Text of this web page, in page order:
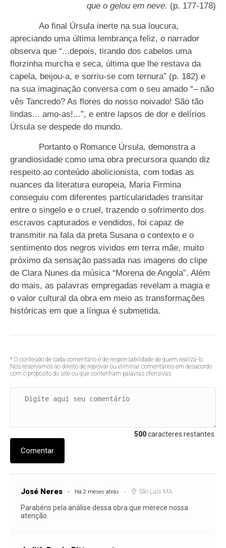
que o gelou em neve. (p. 177-178)
Ao final Úrsula inerte na sua loucura,
apreciando uma última lembrança feliz, o narrador
observa que “...depois, tirando dos cabelos uma
florzinha murcha e seca, última que lhe restava da
capela, beijou-a, e sorriu-se com ternura” (p. 182) e
na sua imaginação conversa com o seu amado “– não
vês Tancredo? As flores do nosso noivado! São tão
lindas... amo-as!...”, e entre lapsos de dor e delírios
Úrsula se despede do mundo.
Portanto o Romance Úrsula, demonstra a
grandiosidade como uma obra precursora quando diz
respeito ao conteúdo abolicionista, com todas as
nuances da literatura europeia, Maria Firmina
conseguiu com diferentes particularidades transitar
entre o singelo e o cruel, trazendo o sofrimento dos
escravos capturados e vendidos, foi capaz de
transmitir na fala da preta Susana o contexto e o
sentimento dos negros vividos em terra mãe, muito
próximo da sensação passada nas imagens do clipe
de Clara Nunes da música “Morena de Angola”. Além
do mais, as palavras empregadas revelam a magia e
o valor cultural da obra em meio as transformações
históricas em que a língua é submetida.
* O conteúdo de cada comentário é de responsabilidade de quem realizá-lo.
Nos reservamos ao direito de reprovar ou eliminar comentários em desacordo
com o propósito do site ou que contenham palavras ofensivas.
500caracteres restantes.
Comentar
José Neres Há 2 meses atrás São Luís MA
Parabéns pela análise dessa obra que merece nossa
atenção.